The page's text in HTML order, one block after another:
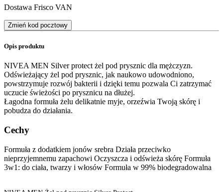
Dostawa Frisco VAN
Zmień kod pocztowy
Opis produktu
NIVEA MEN Silver protect żel pod prysznic dla mężczyzn.
Odświeżający żel pod prysznic, jak naukowo udowodniono,
powstrzymuje rozwój bakterii i dzięki temu pozwala Ci zatrzymać
uczucie świeżości po prysznicu na dłużej.
Łagodna formuła żelu delikatnie myje, orzeźwia Twoją skórę i
pobudza do działania.
Cechy
Formuła z dodatkiem jonów srebra Działa przeciwko
nieprzyjemnemu zapachowi Oczyszcza i odświeża skórę Formuła
3w1: do ciała, twarzy i włosów Formuła w 99% biodegradowalna